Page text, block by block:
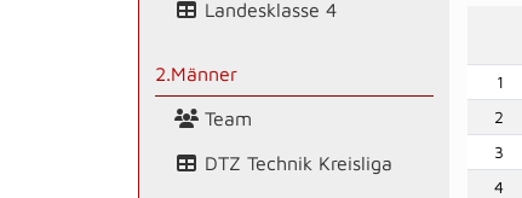
Landesklasse 4
2.Männer
Team
DTZ Technik Kreisliga
1
2
3
4